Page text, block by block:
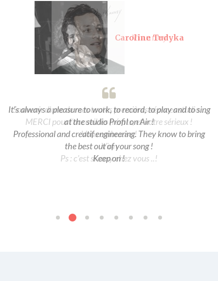
Caroline Tudyka
It’s always a pleasure to work, to record, to play and to sing
at the studio Profil on Air !
Professional and creatif engineering. They know to bring
the best out of your song !
Keep on !